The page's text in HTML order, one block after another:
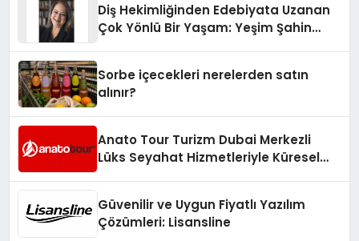
Diş Hekimliğinden Edebiyata Uzanan
Çok Yönlü Bir Yaşam: Yeşim Şahin
Sorbe içecekleri nerelerden satın
alınır?
Anato Tour Turizm Dubai Merkezli
Lüks Seyahat Hizmetleriyle Küresel
Güvenilir ve Uygun Fiyatlı Yazılım
Çözümleri: Lisansline